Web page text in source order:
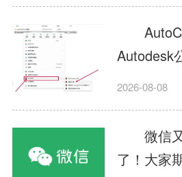
入
面，如图
找到矩形
点击矩...
办的解决
伙伴可以
开控制面
等
安装程序
加/...
Autodesk
算机辅助
子、建筑
与设计
工具之一
2026-08-08
微信又
了！大家